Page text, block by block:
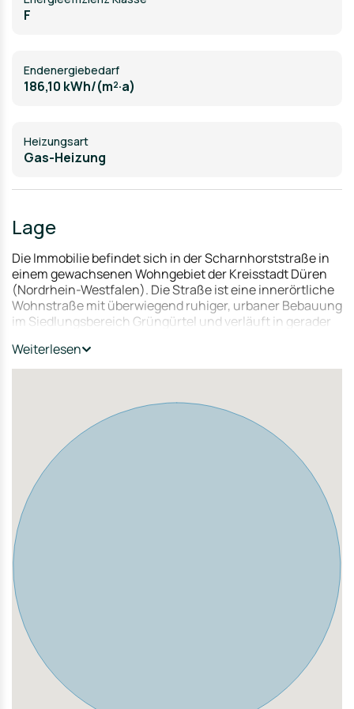
F
Endenergiebedarf
186,10 kWh/(m²·a)
Heizungsart
Gas-Heizung
Lage
Die Immobilie befindet sich in der Scharnhorststraße in
einem gewachsenen Wohngebiet der Kreisstadt Düren
(Nordrhein-Westfalen). Die Straße ist eine innerörtliche
Wohnstraße mit überwiegend ruhiger, urbaner Bebauung
im Siedlungsbereich Grüngürtel und verläuft in gerader
und Brückenstraße. Historische Altbauten und jüngere
Wohnhäuser prägen das Straßenbild.
In unmittelbarer Nähe zur Scharnhorststraße befindet
sich eine gute Auswahl an täglichen
Versorgungseinrichtungen:
Supermärkte & Lebensmitteldiscounter wie Netto und
Mix Markt sind fußläufig erreichbar.
Bäckereien (z. B. Karduck, Kaminiarz) und ein Kiosk
sorgen für schnelle Besorgungen am Morgen.
Mehrere kleine Gastronomie- und Imbissangebote
befinden sich im Umfeld, etwa griechische, italienische
oder internationale Schnellrestaurants.
Weitere Dienstleistungen wie Apotheken, Friseur- und
Einzelhandelsangebote sind im Quartier vorhanden.
Nur wenige Gehminuten entfernt liegt außerdem das
StadtCenter Düren als bedeutende Einkaufsadresse der
Innenstadt. Hier finden sich zahlreiche Geschäfte aus
Mode, Elektronik, Kosmetik, Gastronomie und
Serviceangeboten auf kompaktem Raum.
Öffentliche Verkehrsanbindung
Bushaltestellen befinden sich direkt in der Nähe der
Weiterlesen